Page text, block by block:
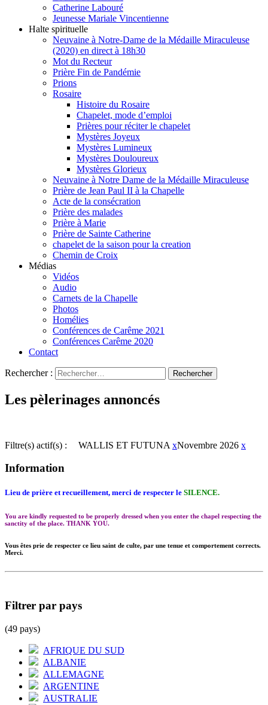
Catherine Labouré
Jeunesse Mariale Vincentienne
Halte spirituelle
Neuvaine à Notre-Dame de la Médaille Miraculeuse
(2020) en direct à 18h30
Mot du Recteur
Prière Fin de Pandémie
Prions
Rosaire
Histoire du Rosaire
Chapelet, mode d’emploi
Prières pour réciter le chapelet
Mystères Joyeux
Mystères Lumineux
Mystères Douloureux
Mystères Glorieux
Neuvaine à Notre Dame de la Médaille Miraculeuse
Prière de Jean Paul II à la Chapelle
Acte de la consécration
Prière des malades
Prière à Marie
Prière de Sainte Catherine
chapelet de la saison pour la creation
Chemin de Croix
Médias
Vidéos
Audio
Carnets de la Chapelle
Photos
Homélies
Conférences de Carême 2021
Conférences Carême 2020
Contact
Rechercher :
Les pèlerinages annoncés
Filtre(s) actif(s) : WALLIS ET FUTUNA xNovembre 2026 x
Information
Lieu de prière et recueillement, merci de respecter le SILENCE.
You are kindly requested to be properly dressed when you enter the chapel respecting the
sanctity of the place. THANK YOU.
Vous êtes prie de respecter ce lieu saint de culte, par une tenue et comportement corrects.
Merci.
Filtrer par pays
(49 pays)
AFRIQUE DU SUD
ALBANIE
ALLEMAGNE
ARGENTINE
AUSTRALIE